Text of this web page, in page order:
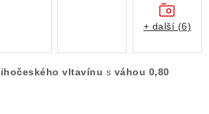
vltavínu s váhou 0,80
+ další (6)